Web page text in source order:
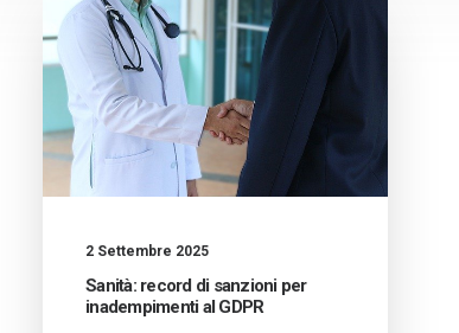
2 Settembre 2025
Sanità: record di sanzioni per
inadempimenti al GDPR